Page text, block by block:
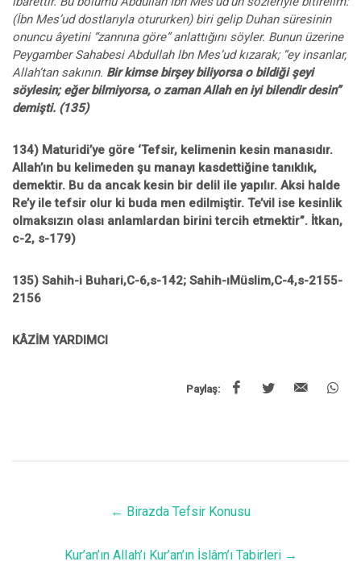
(İbn Mes’ud dostlarıyla otururken) biri gelip Duhan süresinin
onuncu âyetini “zannına göre” anlattığını söyler. Bunun üzerine
Peygamber Sahabesi Abdullah lbn Mes’ud kızarak; “ey insanlar,
Allah’tan sakının. Bir kimse birşey biliyorsa o bildiği şeyi
söylesin; eğer bilmiyorsa, o zaman Allah en iyi bilendir desin”
demişti. (135)
134) Maturidi’ye göre ‘Tefsir, kelimenin kesin manasıdır.
Allah’ın bu kelimeden şu manayı kasdettiğine tanıklık,
demektir. Bu da ancak kesin bir delil ile yapılır. Aksi halde
Re’y ile tefsir olur ki buda men edilmiştir. Te’vil ise kesinlik
olmaksızın olası anlamlardan birini tercih etmektir”. İtkan,
c-2, s-179)
135) Sahih-i Buhari,C-6,s-142; Sahih-ıMüslim,C-4,s-2155-
2156
KÂZİM YARDIMCI
Paylaş:
← Birazda Tefsir Konusu
Kur’an’ın AlIah’ı Kur’an’ın İslâm’ı Tabirleri→